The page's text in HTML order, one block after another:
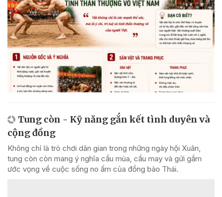
Tung còn - Kỹ năng gắn kết tình duyên và
cộng đồng
Không chỉ là trò chơi dân gian trong những ngày hội Xuân,
tung còn còn mang ý nghĩa cầu mùa, cầu may và gửi gắm
ước vọng về cuộc sống no ấm của đồng bào Thái.